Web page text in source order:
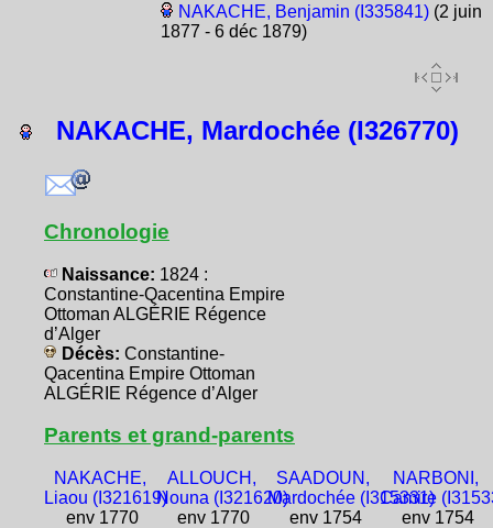
NAKACHE, Benjamin (I335841)(2 juin
1877 - 6 déc 1879)
NAKACHE, Mardochée (I326770)
Chronologie
Naissance: 1824 :
Constantine-Qacentina Empire
Ottoman ALGÉRIE Régence
d’Alger
Décès: Constantine-
Qacentina Empire Ottoman
ALGÉRIE Régence d’Alger
Parents et grand-parents
NAKACHE,
Liaou (I321619)
env 1770
ALLOUCH,
Nouna (I321620)
env 1770
SAADOUN,
Mardochée (I315331)
env 1754
NARBONI,
Camire
env 1754